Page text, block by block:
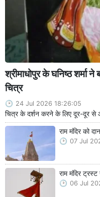
श्रीमाधोपुर के घनिष्ठ शर्मा
चित्र
24 Jul 2026 18:26:05
चित्र के दर्शन करने के लिए दूर-दूर से
राम मंदिर को
07 Jul
राम मंदिर
06 Jul